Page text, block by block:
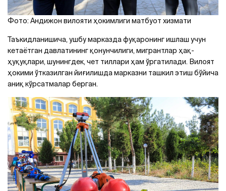
Фото: Андижон вилояти ҳокимлиги матбуот хизмати
Таъкидланишича, ушбу марказда фуқаронинг ишлаш учун
кетаётган давлатининг қонунчилиги, мигрантлар ҳақ-
ҳуқуқлари, шунингдек, чет тиллари ҳам ўргатилади. Вилоят
ҳокими ўтказилган йиғилишда марказни ташкил этиш бўйича
аниқ кўрсатмалар берган.